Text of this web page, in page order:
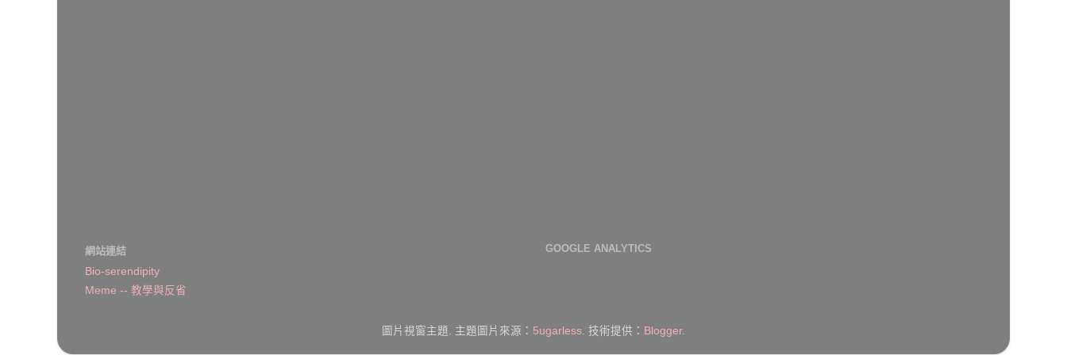
網站連結
Bio-serendipity
Meme -- 教學與反省
GOOGLE ANALYTICS
圖片視窗主題. 主題圖片來源： 5ugarless . 技術提供： Blogger.